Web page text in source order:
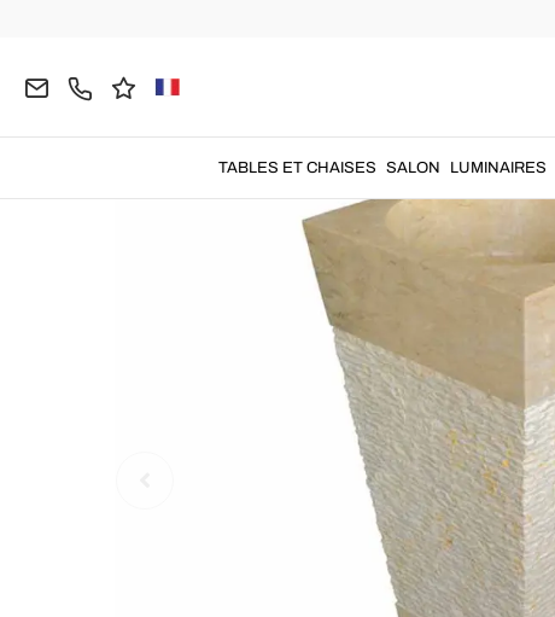
TABLES ET CHAISES SALON LUMINAIRES